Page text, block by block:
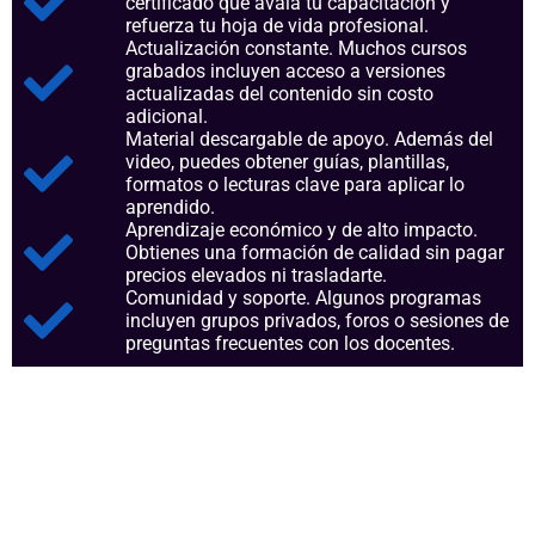
refuerza tu hoja de vida profesional.
Actualización constante. Muchos cursos
grabados incluyen acceso a versiones
actualizadas del contenido sin costo
adicional.
Material descargable de apoyo. Además del
video, puedes obtener guías, plantillas,
formatos o lecturas clave para aplicar lo
aprendido.
Aprendizaje económico y de alto impacto.
Obtienes una formación de calidad sin pagar
precios elevados ni trasladarte.
Comunidad y soporte. Algunos programas
incluyen grupos privados, foros o sesiones de
preguntas frecuentes con los docentes.